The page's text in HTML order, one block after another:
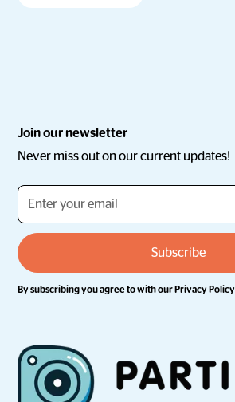
Join our newsletter
Never miss out on our current updates!
By subscribing you agree to with ourPrivacy Policy